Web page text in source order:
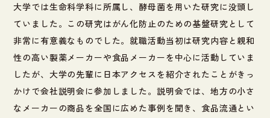
大学では生命科学科に所属し、酵母菌を用いた研究に没頭し
ていました。この研究はがん化防止のための基盤研究として
非常に有意義なものでした。就職活動当初は研究内容と親和
性の高い製薬メーカーや食品メーカーを中心に活動していま
したが、大学の先輩に日本アクセスを紹介されたことがきっ
かけで会社説明会に参加しました。説明会では、地方の小さ
なメーカーの商品を全国に広めた事例を聞き、食品流通とい